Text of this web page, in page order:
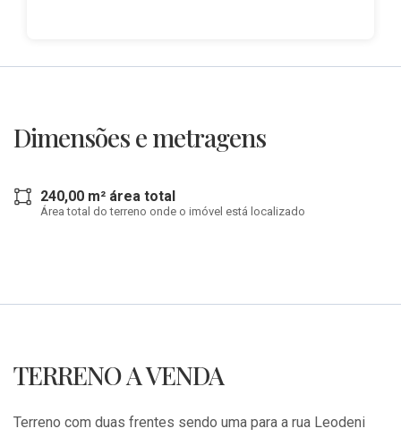
Dimensões e metragens
240,00 m² área total
Área total do terreno onde o imóvel está localizado
TERRENO A VENDA
Terreno com duas frentes sendo uma para a rua Leodeni